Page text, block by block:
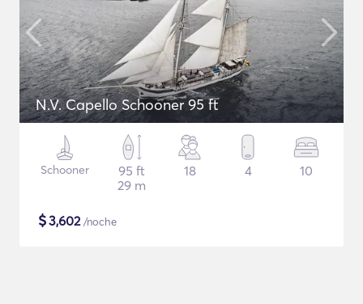
N.V. Capello Schooner 95 ft
Schooner
95 ft
29 m
18 4 10
$3,602/noche